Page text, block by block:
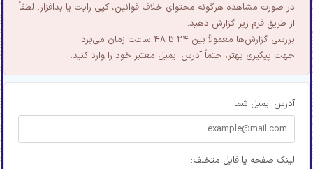
در صورت مشاهده هرگونه محتوای خلاف قوانین، کپی رایت یا بدافزار، لطفاً
از طریق فرم زیر گزارش دهید.
بررسی گزارش‌ها معمولاً بین ۲۴ تا ۴۸ ساعت زمان می‌برد.
جهت پیگیری بهتر، حتماً آدرس ایمیل معتبر خود را وارد کنید.
آدرس ایمیل شما:
لینک صفحه یا فایل متخلف: